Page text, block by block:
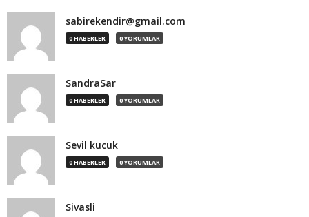
sabirekendir@gmail.com
0 HABERLER 0 YORUMLAR
SandraSar
0 HABERLER 0 YORUMLAR
Sevil kucuk
0 HABERLER 0 YORUMLAR
Sivasli